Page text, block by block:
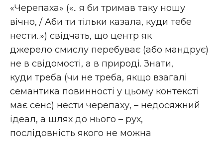
«Черепаха» («.. я би тримав таку ношу
вічно, / Аби ти тільки казала, куди тебе
нести..») свідчать, що центр як
джерело смислу перебуває (або мандрує)
не в свідомості, а в природі. Знати,
куди треба (чи не треба, якщо взагалі
семантика повинності у цьому контексті
має сенс) нести черепаху, – недосяжний
ідеал, а шлях до нього – рух,
послідовність якого не можна